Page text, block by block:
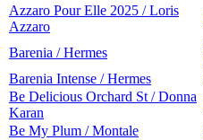
Azzaro Pour Elle 2025 / Loris
Azzaro
Barenia / Hermes
Barenia Intense / Hermes
Be Delicious Orchard St / Donna
Karan
Be My Plum / Montale